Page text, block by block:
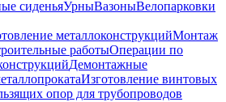
сиденьяУрныВазоныВелопарковки
металлоконструкцийМонтаж
работыОперации по
Демонтажные
Изготовление винтовых
опор для трубопроводов